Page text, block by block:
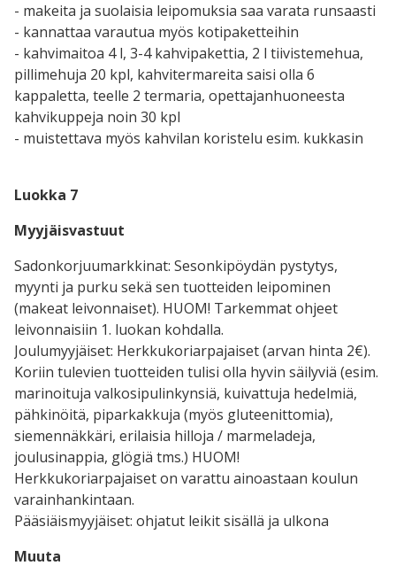
- makeita ja suolaisia leipomuksia saa varata runsaasti
- kannattaa varautua myös kotipaketteihin
- kahvimaitoa 4 l, 3-4 kahvipakettia, 2 l tiivistemehua,
pillimehuja 20 kpl, kahvitermareita saisi olla 6
kappaletta, teelle 2 termaria, opettajanhuoneesta
kahvikuppeja noin 30 kpl
- muistettava myös kahvilan koristelu esim. kukkasin
Luokka 7
Myyjäisvastuut
Sadonkorjuumarkkinat: Sesonkipöydän pystytys,
myynti ja purku sekä sen tuotteiden leipominen
(makeat leivonnaiset). HUOM! Tarkemmat ohjeet
leivonnaisiin 1. luokan kohdalla.
Joulumyyjäiset: Herkkukoriarpajaiset (arvan hinta 2€).
Koriin tulevien tuotteiden tulisi olla hyvin säilyviä (esim.
marinoituja valkosipulinkynsiä, kuivattuja hedelmiä,
pähkinöitä, piparkakkuja (myös gluteenittomia),
siemennäkkäri, erilaisia hilloja / marmeladeja,
joulusinappia, glögiä tms.) HUOM!
Herkkukoriarpajaiset on varattu ainoastaan koulun
varainhankintaan.
Pääsiäismyyjäiset: ohjatut leikit sisällä ja ulkona
Muuta